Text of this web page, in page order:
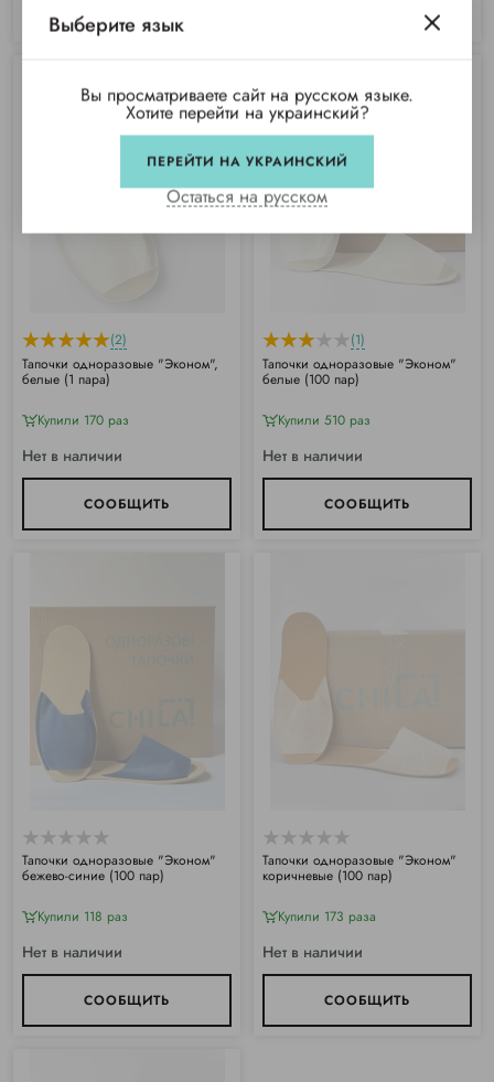
(2)
Тапочки одноразовые "Эконом",
белые (1 пара)
Купили 170 раз
Нет в наличии
СООБЩИТЬ
(1)
Тапочки одноразовые "Эконом"
белые (100 пар)
Купили 510 раз
Нет в наличии
СООБЩИТЬ
Тапочки одноразовые "Эконом"
бежево-синие (100 пар)
Купили 118 раз
Нет в наличии
СООБЩИТЬ
Тапочки одноразовые "Эконом"
коричневые (100 пар)
Купили 173 раза
Нет в наличии
СООБЩИТЬ
Выберите язык
Вы просматриваете сайт на русском языке.
Хотите перейти на украинский?
ПЕРЕЙТИ НА УКРАИНСКИЙ
Остаться на русском